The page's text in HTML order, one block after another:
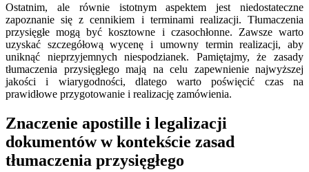
Ostatnim, ale równie istotnym aspektem jest niedostateczne
zapoznanie się z cennikiem i terminami realizacji. Tłumaczenia
przysięgłe mogą być kosztowne i czasochłonne. Zawsze warto
uzyskać szczegółową wycenę i umowny termin realizacji, aby
uniknąć nieprzyjemnych niespodzianek. Pamiętajmy, że zasady
tłumaczenia przysięgłego mają na celu zapewnienie najwyższej
jakości i wiarygodności, dlatego warto poświęcić czas na
prawidłowe przygotowanie i realizację zamówienia.
Znaczenie apostille i legalizacji
dokumentów w kontekście zasad
tłumaczenia przysięgłego